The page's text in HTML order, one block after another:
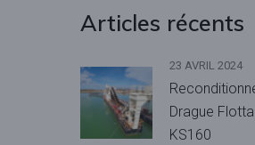
Articles récents
23 AVRIL 2024
Drague
KS160